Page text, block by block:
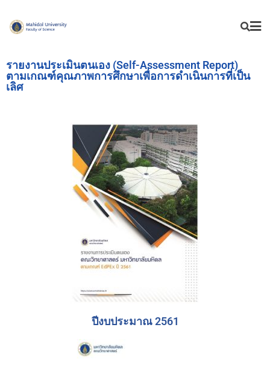
รายงานประเมินตนเอง (Self-Assessment Report)
ตามเกณฑ์คุณภาพการศึกษาเพื่อการดำเนินการที่เป็น
เลิศ
ปีงบประมาณ 2561